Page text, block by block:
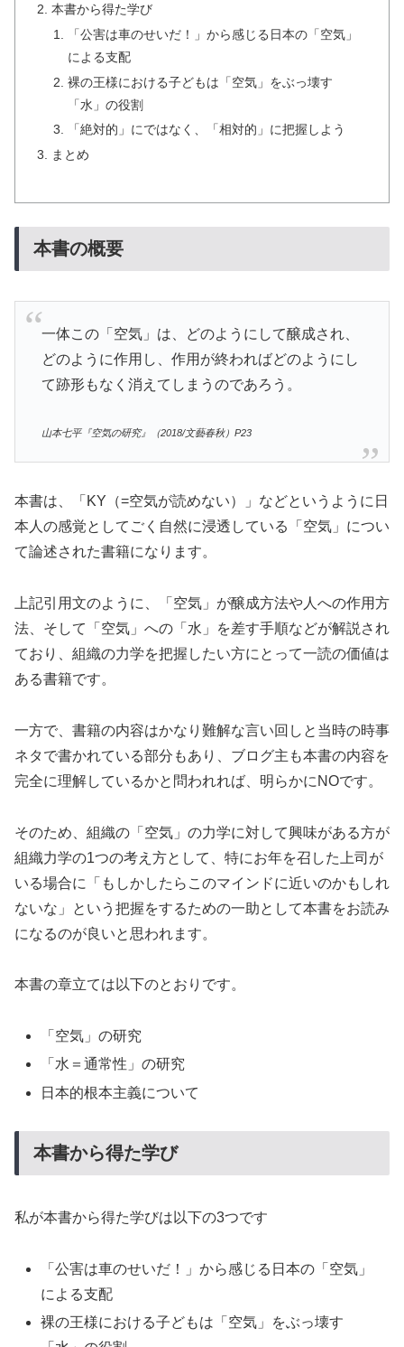
本書から得た学び
「公害は車のせいだ！」から感じる日本の「空気」
による支配
裸の王様における子どもは「空気」をぶっ壊す
「水」の役割
「絶対的」にではなく、「相対的」に把握しよう
まとめ
本書の概要
一体この「空気」は、どのようにして醸成され、
どのように作用し、作用が終わればどのようにし
て跡形もなく消えてしまうのであろう。
山本七平『空気の研究』（2018/文藝春秋）P23
本書は、「KY（=空気が読めない）」などというように日
本人の感覚としてごく自然に浸透している「空気」につい
て論述された書籍になります。
上記引用文のように、「空気」が醸成方法や人への作用方
法、そして「空気」への「水」を差す手順などが解説され
ており、組織の力学を把握したい方にとって一読の価値は
ある書籍です。
一方で、書籍の内容はかなり難解な言い回しと当時の時事
ネタで書かれている部分もあり、ブログ主も本書の内容を
完全に理解しているかと問われれば、明らかにNOです。
そのため、組織の「空気」の力学に対して興味がある方が
組織力学の1つの考え方として、特にお年を召した上司が
いる場合に「もしかしたらこのマインドに近いのかもしれ
ないな」という把握をするための一助として本書をお読み
になるのが良いと思われます。
本書の章立ては以下のとおりです。
「空気」の研究
「水＝通常性」の研究
日本的根本主義について
本書から得た学び
私が本書から得た学びは以下の3つです
「公害は車のせいだ！」から感じる日本の「空気」
による支配
裸の王様における子どもは「空気」をぶっ壊す